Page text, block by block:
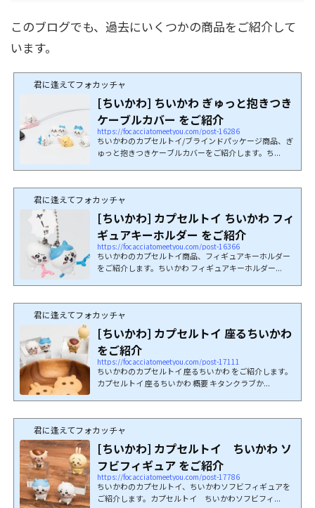
このブログでも、過去にいくつかの商品をご紹介して
います。
君に逢えてフォカッチャ
[ちいかわ] ちいかわ ぎゅっと抱きつき
ケーブルカバー をご紹介
https://focacciatomeetyou.com/post-16286
ちいかわのカプセルトイ/ブラインドパッケージ商品、ぎ
ゅっと抱きつきケーブルカバーをご紹介します。ち...
君に逢えてフォカッチャ
[ちいかわ] カプセルトイ ちいかわ フィ
ギュアキーホルダー をご紹介
https://focacciatomeetyou.com/post-16366
ちいかわのカプセルトイ商品、フィギュアキーホルダー
をご紹介します。ちいかわ フィギュアキーホルダー...
君に逢えてフォカッチャ
[ちいかわ] カプセルトイ 座るちいかわ
をご紹介
https://focacciatomeetyou.com/post-17111
ちいかわのカプセルトイ 座るちいかわ をご紹介します。
カプセルトイ 座るちいかわ 概要 キタンクラブか...
君に逢えてフォカッチャ
[ちいかわ] カプセルトイ ちいかわ ソ
フビフィギュア をご紹介
https://focacciatomeetyou.com/post-17786
ちいかわのカプセルトイ、ちいかわソフビフィギュアを
ご紹介します。カプセルトイ ちいかわソフビフィ...